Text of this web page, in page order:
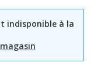
indisponible à la